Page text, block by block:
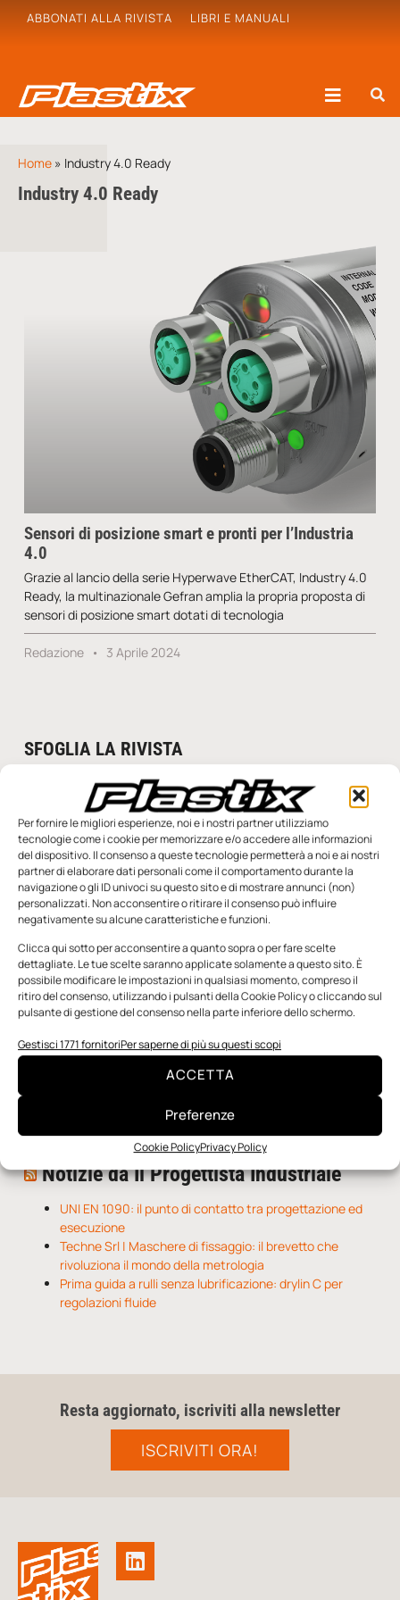
Per fornire le migliori esperienze, noi e i nostri partner utilizziamo
tecnologie come i cookie per memorizzare e/o accedere alle informazioni
del dispositivo. Il consenso a queste tecnologie permetterà a noi e ai nostri
partner di elaborare dati personali come il comportamento durante la
navigazione o gli ID univoci su questo sito e di mostrare annunci (non)
personalizzati. Non acconsentire o ritirare il consenso può influire
negativamente su alcune caratteristiche e funzioni.
Clicca qui sotto per acconsentire a quanto sopra o per fare scelte
dettagliate. Le tue scelte saranno applicate solamente a questo sito. È
possibile modificare le impostazioni in qualsiasi momento, compreso il
ritiro del consenso, utilizzando i pulsanti della Cookie Policy o cliccando sul
pulsante di gestione del consenso nella parte inferiore dello schermo.
Gestisci 1771 fornitoriPer saperne di più su questi scopi
ACCETTA
Preferenze
Cookie PolicyPrivacy Policy
ABBONATI ALLA RIVISTA LIBRI E MANUALI
Home » Industry 4.0 Ready
Industry 4.0 Ready
Sensori di posizione smart e pronti per l’Industria
4.0
Grazie al lancio della serie Hyperwave EtherCAT, Industry 4.0
Ready, la multinazionale Gefran amplia la propria proposta di
sensori di posizione smart dotati di tecnologia
Redazione 3 Aprile 2024
SFOGLIA LA RIVISTA
n.5 - Giugno 2026 n.4 - Maggio 2026
Edicola Web
Notizie da Meccanicanews
I nanonastri di grafene come potenziali sensori per i
Una nuova mano robotica passa da una pinza all’altra
O-Ring, tecnica e applicazioni
Notizie da Il Progettista Industriale
UNI EN 1090: il punto di contatto tra progettazione ed
esecuzione
Techne Srl | Maschere di fissaggio: il brevetto che
rivoluziona il mondo della metrologia
Prima guida a rulli senza lubrificazione: drylin C per
regolazioni fluide
Resta aggiornato, iscriviti alla newsletter
ISCRIVITI ORA!